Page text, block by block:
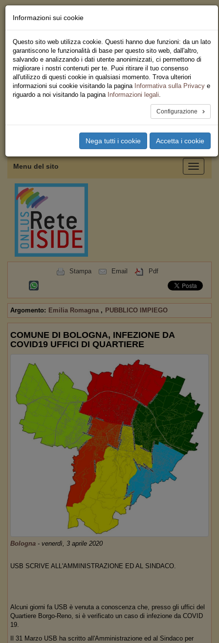
Servizi
Iscriviti
Ricerca
Area Stampa
Privacy
Federazione Regionale USB
Emilia Romagna
Toggle
Menu del sito
Stampa Email Pdf
Argomento: Emilia Romagna , PUBBLICO IMPIEGO
COMUNE DI BOLOGNA, INFEZIONE DA
COVID19 UFFICI DI QUARTIERE
Bologna - venerdì, 3 aprile 2020
USB SCRIVE ALL'AMMINISTRAZIONE ED AL SINDACO.
Alcuni giorni fa USB è venuta a conoscenza che, presso gli uffici del
Quartiere Borgo-Reno, si è verificato un caso di infezione da COVID
19.
Il 31 Marzo USB ha scritto all'Amministrazione ed al Sindaco per
Informazioni sui cookie
Questo sito web utilizza cookie. Questi hanno due funzioni: da un lato
garantiscono le funzionalità di base per questo sito web, dall'altro,
salvando e analizzando i dati utente anonimizzati, ci permettono di
migliorare i nostri contenuti per te. Puoi ritirare il tuo consenso
all'utilizzo di questi cookie in qualsiasi momento. Trova ulteriori
informazioni sui cookie visitando la pagina Informativa sulla Privacy e
riguardo a noi visitando la pagina Informazioni legali.
Configurazione
Nega tutti i cookie Accetta i cookie